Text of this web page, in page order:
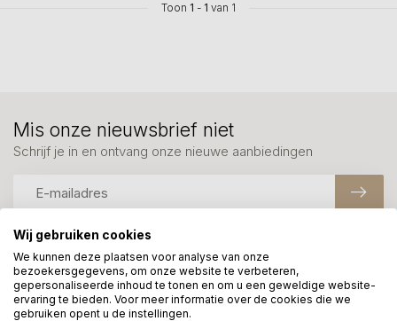
Toon 1 - 1 van 1
Meer informatie?
We helpen graag met uw keuze of geven advies, bel of app
ons 7 dagen per week: 06-23643267
Mis onze nieuwsbrief niet
Schrijf je in en ontvang onze nieuwe aanbiedingen
Wij gebruiken cookies
We kunnen deze plaatsen voor analyse van onze
bezoekersgegevens, om onze website te verbeteren,
gepersonaliseerde inhoud te tonen en om u een geweldige website-
ervaring te bieden. Voor meer informatie over de cookies die we
gebruiken opent u de instellingen.